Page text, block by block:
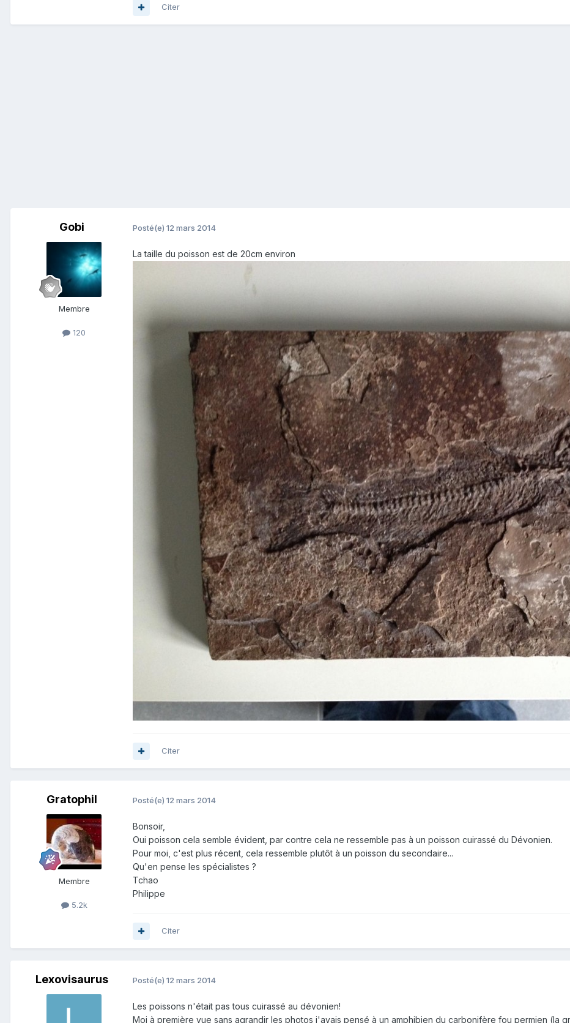
Citer
Gobi
Membre
120
Posté(e) 12 mars 2014
La taille du poisson est de 20cm environ
Citer
Gratophil
Membre
5.2k
Posté(e) 12 mars 2014
Bonsoir,
Oui poisson cela semble évident, par contre cela ne ressemble pas à un poisson cuirassé du Dévonien.
Pour moi, c'est plus récent, cela ressemble plutôt à un poisson du secondaire...
Qu'en pense les spécialistes ?
Tchao
Philippe
Citer
Lexovisaurus Posté(e) 12 mars 2014
Les poissons n'était pas tous cuirassé au dévonien!
Moi à première vue sans agrandir les photos j'avais pensé à un amphibien du carbonifère fou permien (la